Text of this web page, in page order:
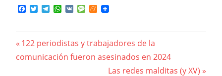
Facebook
TwitterTelegram
WhatsApp
VK MessageMeneame
Navegación
Previous
Post:
122 periodistas y trabajadores de la
comunicación fueron asesinados en 2024
Next
Las redes malditas (y XV)